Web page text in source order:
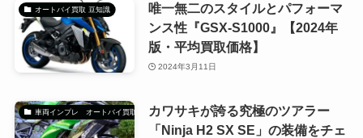
オートバイ買取 豆知識
唯一無二のスタイルとパフォーマ
ンス性『GSX-S1000』【2024年
版・平均買取価格】
2024年3月11日
車両インプレ オートバイ買取調査隊カワサキが誇る究極のツアラー
「Ninja H2 SX SE」の装備をチェ